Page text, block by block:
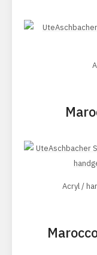
Acryl /